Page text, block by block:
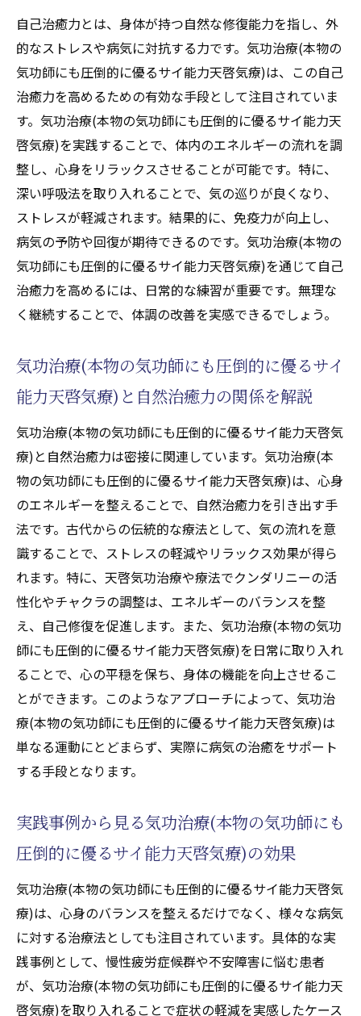
自己治癒力とは、身体が持つ自然な修復能力を指し、外
的なストレスや病気に対抗する力です。気功治療(本物の
気功師にも圧倒的に優るサイ能力天啓気療)は、この自己
治癒力を高めるための有効な手段として注目されていま
す。気功治療(本物の気功師にも圧倒的に優るサイ能力天
啓気療)を実践することで、体内のエネルギーの流れを調
整し、心身をリラックスさせることが可能です。特に、
深い呼吸法を取り入れることで、気の巡りが良くなり、
ストレスが軽減されます。結果的に、免疫力が向上し、
病気の予防や回復が期待できるのです。気功治療(本物の
気功師にも圧倒的に優るサイ能力天啓気療)を通じて自己
治癒力を高めるには、日常的な練習が重要です。無理な
く継続することで、体調の改善を実感できるでしょう。
気功治療(本物の気功師にも圧倒的に優るサイ
能力天啓気療)と自然治癒力の関係を解説
気功治療(本物の気功師にも圧倒的に優るサイ能力天啓気
療)と自然治癒力は密接に関連しています。気功治療(本
物の気功師にも圧倒的に優るサイ能力天啓気療)は、心身
のエネルギーを整えることで、自然治癒力を引き出す手
法です。古代からの伝統的な療法として、気の流れを意
識することで、ストレスの軽減やリラックス効果が得ら
れます。特に、天啓気功治療や療法でクンダリニーの活
性化やチャクラの調整は、エネルギーのバランスを整
え、自己修復を促進します。また、気功治療(本物の気功
師にも圧倒的に優るサイ能力天啓気療)を日常に取り入れ
ることで、心の平穏を保ち、身体の機能を向上させるこ
とができます。このようなアプローチによって、気功治
療(本物の気功師にも圧倒的に優るサイ能力天啓気療)は
単なる運動にとどまらず、実際に病気の治癒をサポート
する手段となります。
実践事例から見る気功治療(本物の気功師にも
圧倒的に優るサイ能力天啓気療)の効果
気功治療(本物の気功師にも圧倒的に優るサイ能力天啓気
療)は、心身のバランスを整えるだけでなく、様々な病気
に対する治療法としても注目されています。具体的な実
践事例として、慢性疲労症候群や不安障害に悩む患者
が、気功治療(本物の気功師にも圧倒的に優るサイ能力天
啓気療)を取り入れることで症状の軽減を実感したケース